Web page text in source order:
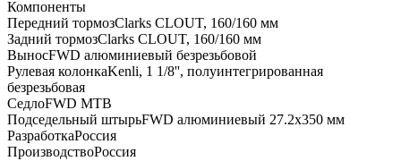
Компоненты
Передний тормозClarks CLOUT, 160/160 мм
Задний тормозClarks CLOUT, 160/160 мм
ВыносFWD алюминиевый безрезьбовой
Рулевая колонкаKenli, 1 1/8'', полуинтегрированная
безрезьбовая
СедлоFWD MTB
Подседельный штырьFWD алюминиевый 27.2x350 мм
РазработкаРоссия
ПроизводствоРоссия